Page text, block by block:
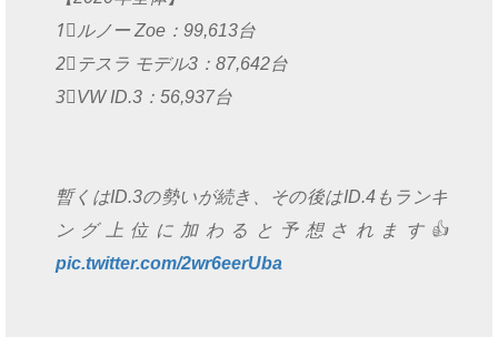
1⃣ルノー Zoe：99,613台
2⃣テスラ モデル3：87,642台
3⃣VW ID.3：56,937台
暫くはID.3の勢いが続き、その後はID.4もランキ
ング上位に加わると予想されます👍
pic.twitter.com/2wr6eerUba